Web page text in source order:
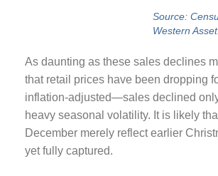
Source:
Western
As daunting as these sales declines
that retail prices have been dropping
inflation-adjusted—sales declined
heavy seasonal volatility. It is likely
December merely reflect earlier
yet fully captured.